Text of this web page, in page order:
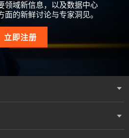
领域新信息，以及数据中心
的新鲜讨论与专家洞见。
立即注册